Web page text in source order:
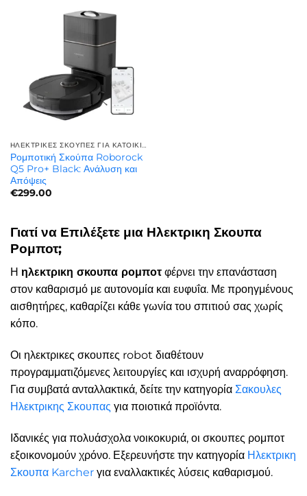
ΗΛΕΚΤΡΙΚΈΣ ΣΚΟΎΠΕΣ ΓΙΑ ΚΑΤΟΙΚΊΔΙΑ | ΓΙΑ ΤΡΊΧΕΣ ΚΑΤΟΙΚΙΔΊΩΝ
Ρομποτική Σκούπα Roborock
Q5 Pro+ Black: Ανάλυση και
Απόψεις
€299.00
Γιατί να Επιλέξετε μια Ηλεκτρικη Σκουπα
Ρομποτ;
Η ηλεκτρικη σκουπα ρομποτ φέρνει την επανάσταση
στον καθαρισμό με αυτονομία και ευφυΐα. Με προηγμένους
αισθητήρες, καθαρίζει κάθε γωνία του σπιτιού σας χωρίς
κόπο.
Οι ηλεκτρικες σκουπες robot διαθέτουν
προγραμματιζόμενες λειτουργίες και ισχυρή αναρρόφηση.
Για συμβατά ανταλλακτικά, δείτε την κατηγορία Σακουλες
Ηλεκτρικης Σκουπας για ποιοτικά προϊόντα.
Ιδανικές για πολυάσχολα νοικοκυριά, οι σκουπες ρομποτ
εξοικονομούν χρόνο. Εξερευνήστε την κατηγορία Ηλεκτρικη
Σκουπα Karcher για εναλλακτικές λύσεις καθαρισμού.